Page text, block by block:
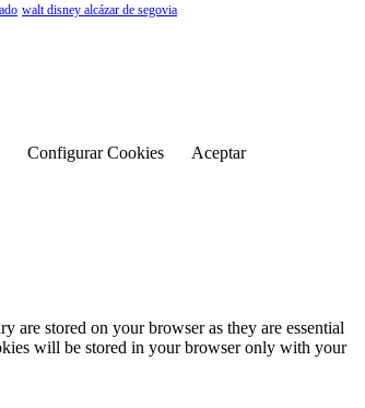
walt disney alcázar de segovia
Configurar Cookies
Aceptar
are stored on your browser as they are essential
will be stored in your browser only with your